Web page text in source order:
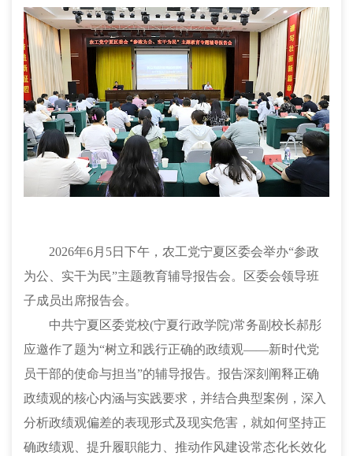
2026年6月5日下午，农工党宁夏区委会举办“参政
为公、实干为民”主题教育辅导报告会。区委会领导班
子成员出席报告会。
中共宁夏区委党校(宁夏行政学院)常务副校长郝彤
应邀作了题为“树立和践行正确的政绩观——新时代党
员干部的使命与担当”的辅导报告。报告深刻阐释正确
政绩观的核心内涵与实践要求，并结合典型案例，深入
分析政绩观偏差的表现形式及现实危害，就如何坚持正
确政绩观、提升履职能力、推动作风建设常态化长效化